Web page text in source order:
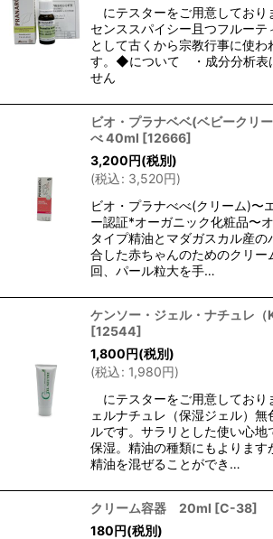
にテスターをご用意しており
センススパイシー且つフルーテ
として古くから宗教行事に使わ
す。◆について ・成分分析表
せん
ビオ・プラナベベ(ベビークリ
べ 40ml [12666]
3,200円(税別)
(税込: 3,520円)
ビオ・プラナべべ(クリーム)〜
ー認証*オーガニック化粧品〜
タイプ精油とマダガスカル産の
合した赤ちゃんのためのクリー
回、パール粒大を手…
ケンソー・ジェル・ナチュレ
[12544]
1,800円(税別)
(税込: 1,980円)
にテスターをご用意しており
ェルナチュレ（保湿ジェル）無
ルです。サラリとした使い心地
保湿。精油の種類にもよります
精油を混ぜることができ…
クリーム容器 20ml [C-38]
180円(税別)